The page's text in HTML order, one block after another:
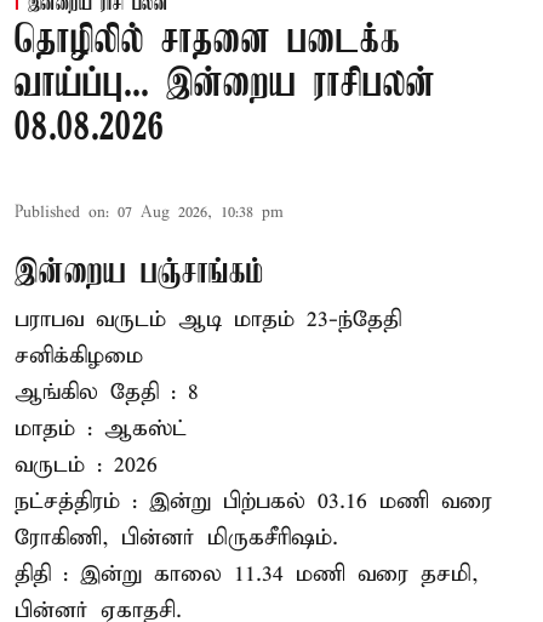
இன்றைய ராசி பலன்
தொழிலில் சாதனை படைக்க
வாய்ப்பு... இன்றைய ராசிபலன்
08.08.2026
Published on: 07 Aug 2026, 10:38 pm
இன்றைய பஞ்சாங்கம்
பராபவ வருடம் ஆடி மாதம் 23-ந்தேதி
சனிக்கிழமை
ஆங்கில தேதி : 8
மாதம் : ஆகஸ்ட்
வருடம் : 2026
நட்சத்திரம் : இன்று பிற்பகல் 03.16 மணி வரை
ரோகிணி, பின்னர் மிருகசீரிஷம்.
திதி : இன்று காலை 11.34 மணி வரை தசமி,
பின்னர் ஏகாதசி.